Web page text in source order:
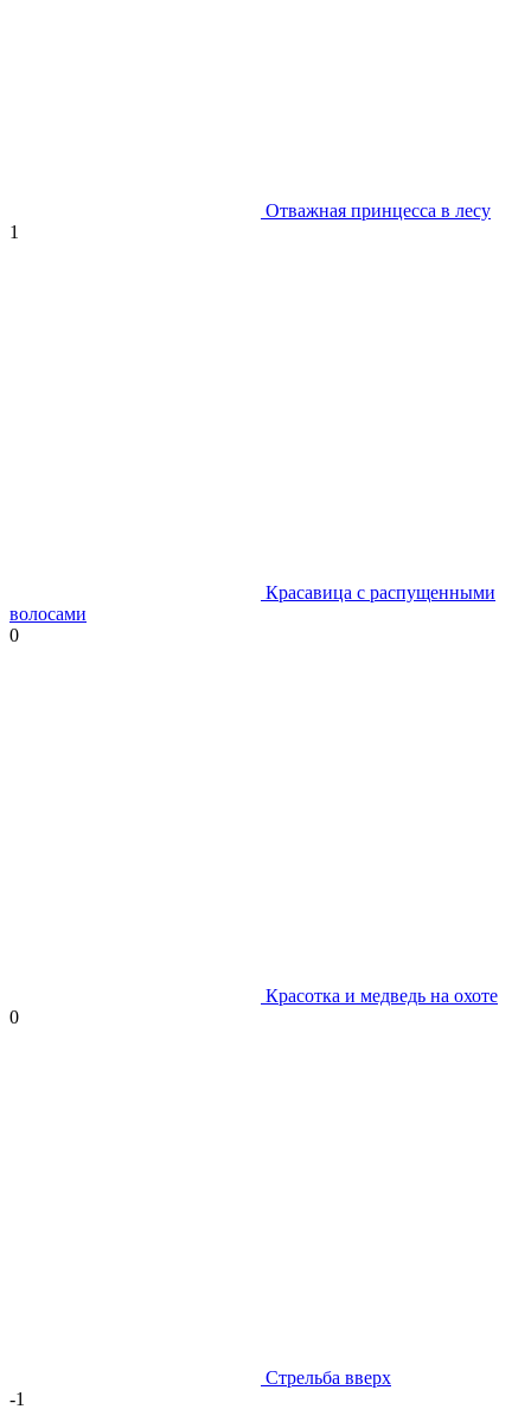
Отважная принцесса в лесу
1
Красавица с распущенными
волосами
0
Красотка и медведь на охоте
0
Стрельба вверх
-1